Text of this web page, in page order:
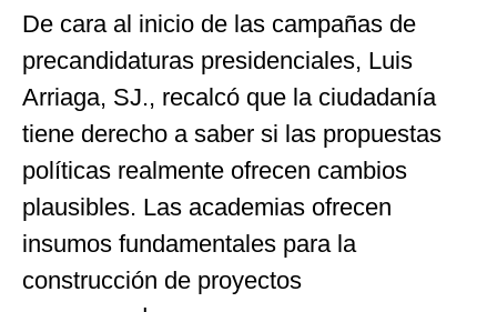
De cara al inicio de las campañas de
precandidaturas presidenciales, Luis
Arriaga, SJ., recalcó que la ciudadanía
tiene derecho a saber si las propuestas
políticas realmente ofrecen cambios
plausibles. Las academias ofrecen
insumos fundamentales para la
construcción de proyectos